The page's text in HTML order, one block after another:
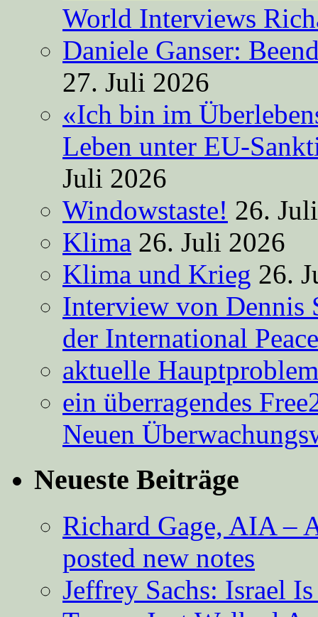
World Interviews
Daniele Ganser:
27. Juli 2026
«Ich bin im
Leben unter EU-
Juli 2026
Windowstaste! 26.
Klima 26. Juli 2026
Klima und Krieg 26.
Interview von Dennis
der International
aktuelle
ein überragendes
Neuen
Neueste Beiträge
Richard Gage, AIA –
posted new notes
Jeffrey Sachs: Israel